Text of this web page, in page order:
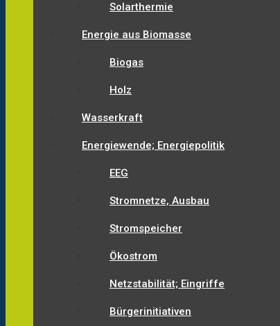
Solarthermie
Energie aus Biomasse
Biogas
Holz
Wasserkraft
Energiewende; Energiepolitik
EEG
Stromnetze, Ausbau
Stromspeicher
Ökostrom
Netzstabilität; Eingriffe
Bürgerinitiativen